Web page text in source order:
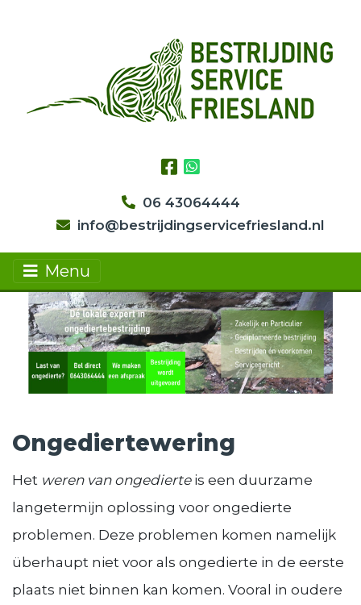
06 43064444
info@bestrijdingservicefriesland.nl
Menu
Ongediertewering
Het weren van ongedierteis een duurzame
langetermijn oplossing voor ongedierte
problemen. Deze problemen komen namelijk
überhaupt niet voor als ongedierte in de eerste
plaats niet binnen kan komen. Vooral in oudere